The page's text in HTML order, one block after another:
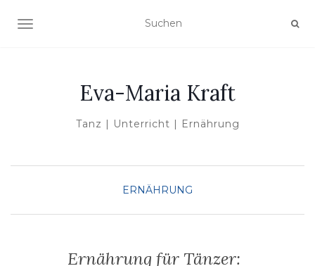
NAVIGATION UMSCHALTEN
Eva-Maria Kraft
Tanz | Unterricht | Ernährung
ERNÄHRUNG
Ernährung für Tänzer: